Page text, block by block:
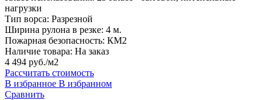
нагрузки
Тип ворса: Разрезной
Ширина рулона в резке: 4 м.
Пожарная безопасность: КМ2
Наличие товара: На заказ
4 494 руб./м2
Рассчитать стоимость
В избранное В избранном
Сравнить